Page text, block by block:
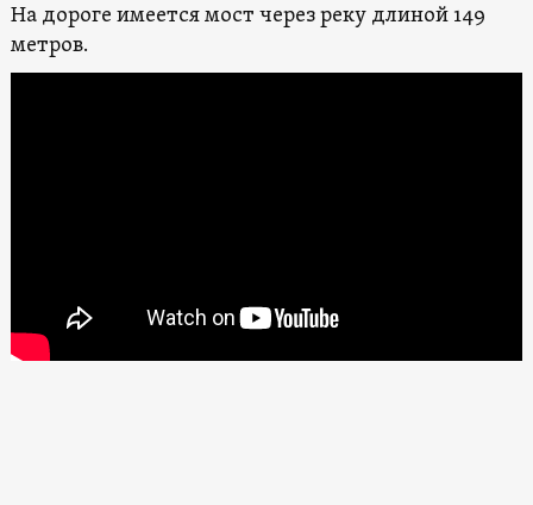
На дороге имеется мост через реку длиной 149
метров.